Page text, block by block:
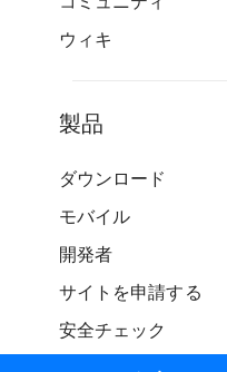
ウィキ
製品
ダウンロード
モバイル
開発者
サイトを申請する
安全チェック